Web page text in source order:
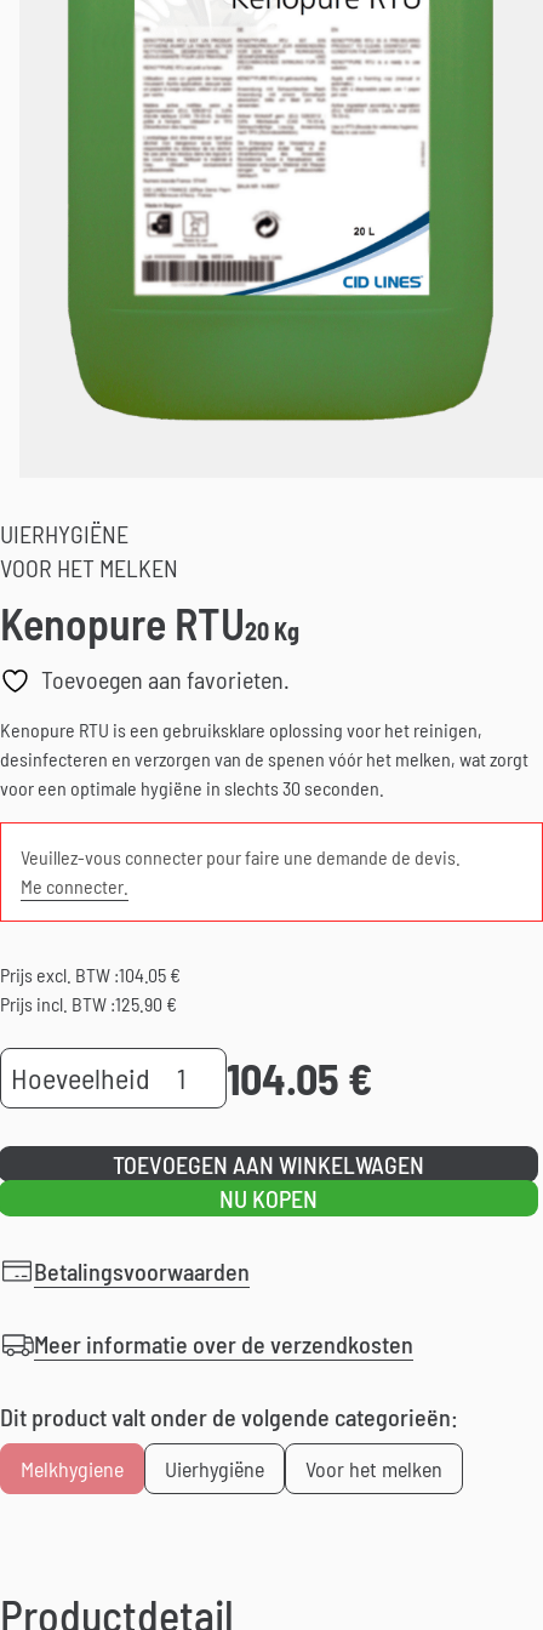
UIERHYGIËNE
VOOR HET MELKEN
Kenopure RTU20 Kg
Toevoegen aan favorieten.
Kenopure RTU is een gebruiksklare oplossing voor het reinigen,
desinfecteren en verzorgen van de spenen vóór het melken, wat zorgt
voor een optimale hygiëne in slechts 30 seconden.
Veuillez-vous connecter pour faire une demande de devis.
Me connecter.
Prijs excl. BTW :104.05 €
Prijs incl. BTW :125.90 €
Hoeveelheid Kenopure
RTU
aantal
104.05 €
TOEVOEGEN AAN WINKELWAGEN
NU KOPEN
Betalingsvoorwaarden
Meer informatie over de verzendkosten
Dit product valt onder de volgende categorieën:
Melkhygiene Uierhygiëne Voor het melken
Productdetail